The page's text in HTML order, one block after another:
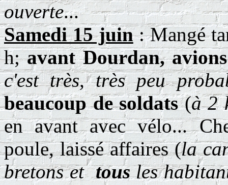
ouverte...
Samedi 15 juin: Mangé
h;avant Dourdan, avions
c'est très, très peu
beaucoup de soldats(à 2
en avant avec vélo...
poule, laissé affaires (la
bretons ettousles